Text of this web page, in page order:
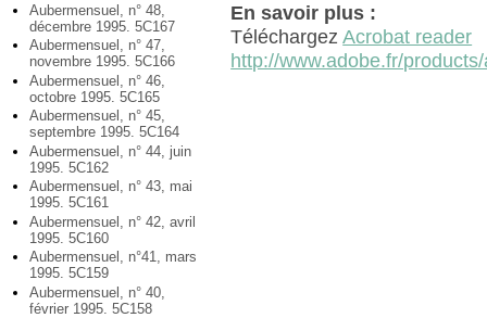
Aubermensuel, n° 48,
décembre 1995. 5C167
Aubermensuel, n° 47,
novembre 1995. 5C166
Aubermensuel, n° 46,
octobre 1995. 5C165
Aubermensuel, n° 45,
septembre 1995. 5C164
Aubermensuel, n° 44, juin
1995. 5C162
Aubermensuel, n° 43, mai
1995. 5C161
Aubermensuel, n° 42, avril
1995. 5C160
Aubermensuel, n°41, mars
1995. 5C159
Aubermensuel, n° 40,
février 1995. 5C158
En savoir plus :
TéléchargezAcrobat reader
http://www.adobe.fr/